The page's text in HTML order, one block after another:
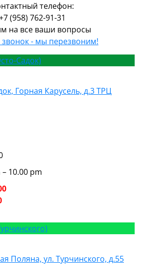
телефон:
(958) 762-91-31
на все ваши вопросы
звонок - мы перезвоним!
Садок)
Горная Карусель, д.3 ТРЦ
10.00 pm
Поляна, ул. Турчинского, д.55